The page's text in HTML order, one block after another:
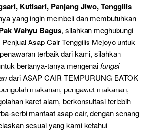
Kutisari, Panjang Jiwo, Tenggilis
yang ingin membeli dan membutuhkan
Pak Wahyu Bagus, silahkan meghubungi
Asap Cair Tenggilis Mejoyo untuk
terbaik dari kami, silahkan
bertanya-tanya mengenaifungsi
dari ASAP CAIR TEMPURUNG BATOK
makanan, pengawet makanan,
karet alam, berkonsultasi terlebih
serbi manfaat asap cair, dengan senang
sesuai yang kami ketahui